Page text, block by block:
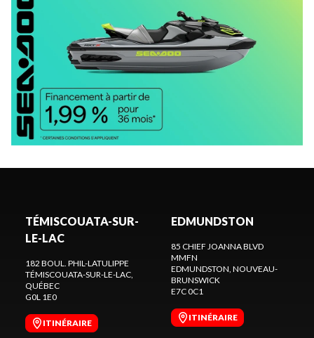
TÉMISCOUATA-SUR-
LE-LAC
182 BOUL. PHIL-LATULIPPE
TÉMISCOUATA-SUR-LE-LAC
QUÉBEC
G0L 1E0
ITINÉRAIRE
EDMUNDSTON
85 CHIEF JOANNA BLVD
MMFN
EDMUNDSTON , NOUVEAU-
BRUNSWICK
E7C 0C1
ITINÉRAIRE